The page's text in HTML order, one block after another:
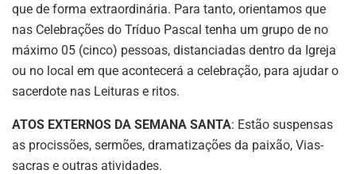
que de forma extraordinária. Para tanto, orientamos que
nas Celebrações do Tríduo Pascal tenha um grupo de no
máximo 05 (cinco) pessoas, distanciadas dentro da Igreja
ou no local em que acontecerá a celebração, para ajudar o
sacerdote nas Leituras e ritos.
ATOS EXTERNOS DA SEMANA SANTA: Estão suspensas
as procissões, sermões, dramatizações da paixão, Vias-
sacras e outras atividades.